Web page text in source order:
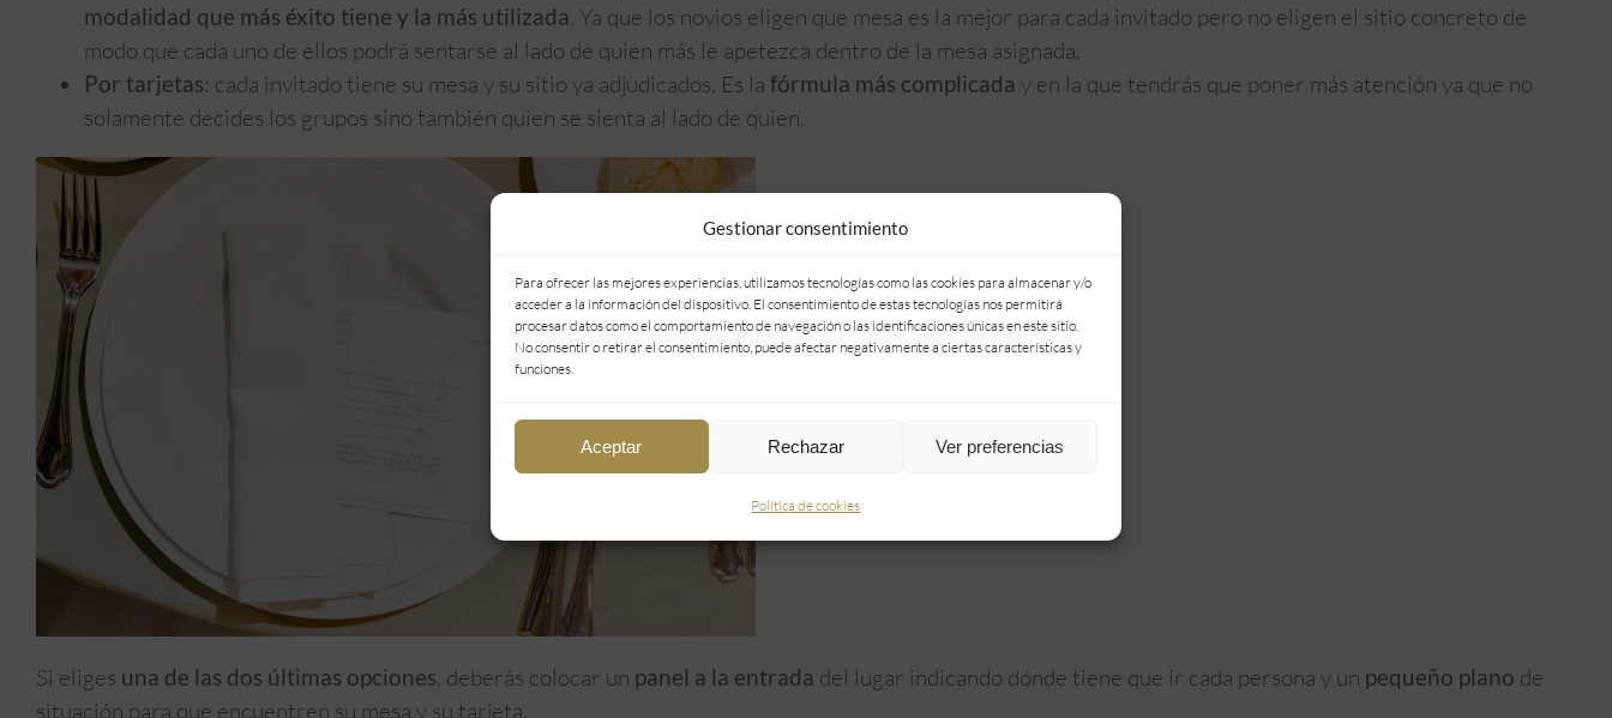
Gestionar consentimiento
Para ofrecer las mejores experiencias, utilizamos tecnologías como las cookies para almacenar y/o
acceder a la información del dispositivo. El consentimiento de estas tecnologías nos permitirá
procesar datos como el comportamiento de navegación o las identificaciones únicas en este sitio.
No consentir o retirar el consentimiento, puede afectar negativamente a ciertas características y
funciones.
Aceptar Rechazar Ver preferencias
Política de cookies
modalidad que más éxito tiene y la más utilizada. Ya que los novios eligen que mesa es la mejor para cada invitado pero no eligen el sitio concreto de
modo que cada uno de ellos podrá sentarse al lado de quien más le apetezca dentro de la mesa asignada.
Por tarjetas: cada invitado tiene su mesa y su sitio ya adjudicados. Es la fórmula más complicada y en la que tendrás que poner más atención ya que no
solamente decides los grupos sino también quien se sienta al lado de quien.
Si eliges una de las dos últimas opciones, deberás colocar un panel a la entrada del lugar indicando dónde tiene que ir cada persona y un pequeño plano de
situación para que encuentren su mesa y su tarjeta.